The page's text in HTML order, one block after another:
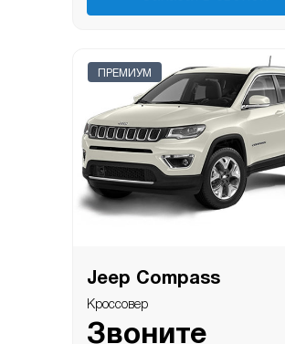
ПРЕМИУМ
Jeep Compass
Кроссовер
Звоните